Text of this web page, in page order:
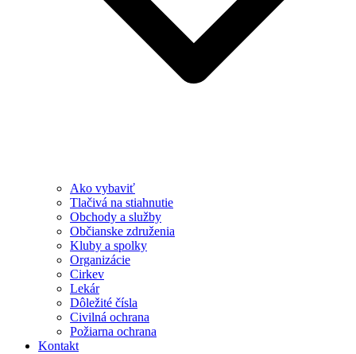
Ako vybaviť
Tlačivá na stiahnutie
Obchody a služby
Občianske združenia
Kluby a spolky
Organizácie
Cirkev
Lekár
Dôležité čísla
Civilná ochrana
Požiarna ochrana
Kontakt